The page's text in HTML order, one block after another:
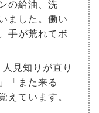
の給油、洗
ました。働い
手が荒れてボ
見知りが直り
「また来る
えています。